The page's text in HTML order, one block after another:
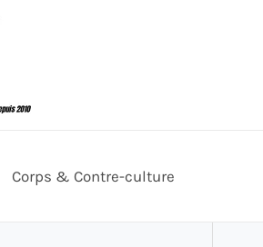
Corps & Contre-culture